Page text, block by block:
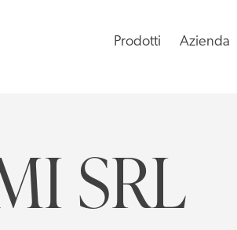
Prodotti Azienda
SRL